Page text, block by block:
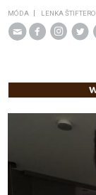
MÓDA LENKA